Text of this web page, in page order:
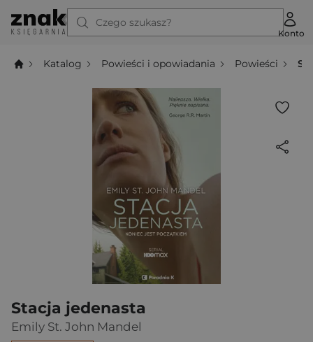
Czego szukasz?
Konto
Katalog Powieści i opowiadania Powieści
Stacja jedenasta
Emily St. John Mandel